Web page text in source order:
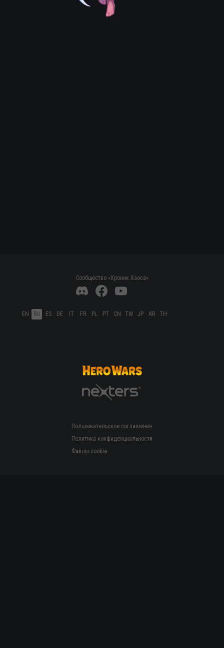
Сообщество «Хроник Хаоса»
EN RU ES DE IT FR PL PT CN TW JP KR TH
Пользовательское соглашение
Политика конфиденциальности
Файлы cookie